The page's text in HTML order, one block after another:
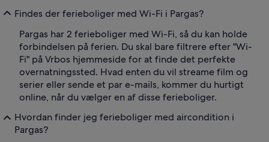
Findes der ferieboliger med Wi-Fi i Pargas?
Pargas har 2 ferieboliger med Wi-Fi, så du kan holde
forbindelsen på ferien. Du skal bare filtrere efter "Wi-
Fi" på Vrbos hjemmeside for at finde det perfekte
overnatningssted. Hvad enten du vil streame film og
serier eller sende et par e-mails, kommer du hurtigt
online, når du vælger en af disse ferieboliger.
Hvordan finder jeg ferieboliger med aircondition i
Pargas?